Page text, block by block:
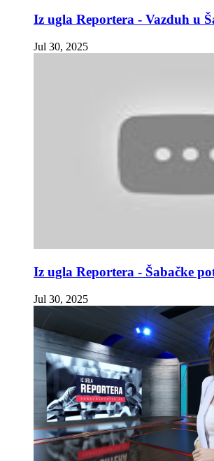
Iz ugla Reportera - Vazduh u
Jul 30, 2025
Iz ugla Reportera - Šabačke
Jul 30, 2025